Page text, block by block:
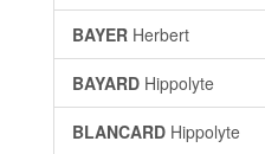
BAYER Herbert
BAYARD Hippolyte
BLANCARD Hippolyte